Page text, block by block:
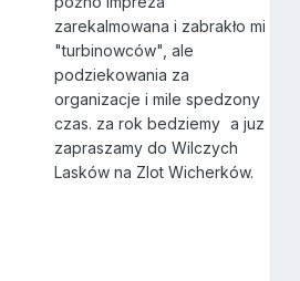
zarekalmowana i zabrakło mi
"turbinowców", ale
podziekowania za
organizacje i mile spedzony
czas. za rok bedziemy a juz
zapraszamy do Wilczych
Lasków na Zlot Wicherków.